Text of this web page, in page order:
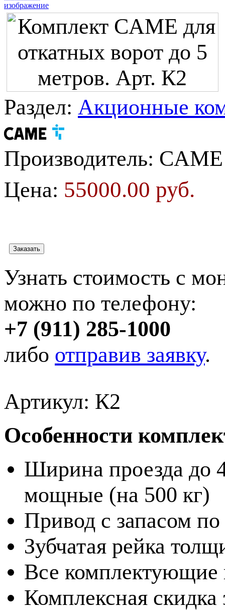
изображение
Раздел: Акционные
Производитель: CAME
Цена: 55000.00 руб.
Узнать стоимость с
можно по телефону:
+7 (911) 285-1000
либо отправив заявку.
Артикул: К2
Особенности
Ширина проезда до
мощные (на 500 кг)
Привод с запасом
Зубчатая рейка
Все комплектующие
Комплексная скидка